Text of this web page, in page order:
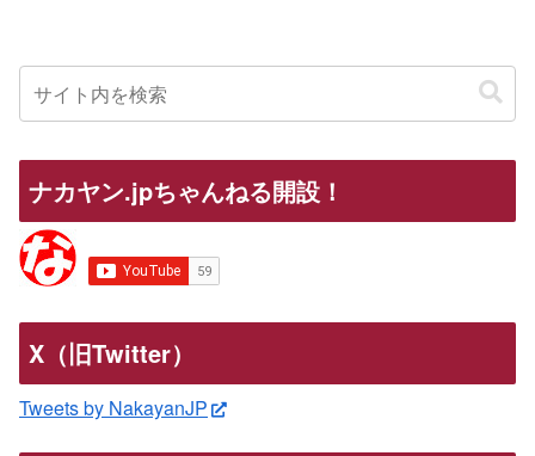
ナカヤン.jpちゃんねる開設！
X（旧Twitter）
Tweets by NakayanJP